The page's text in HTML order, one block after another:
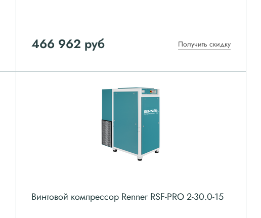
466 962 руб Получить скидку
Винтовой компрессор Renner RSF-PRO 2-30.0-15